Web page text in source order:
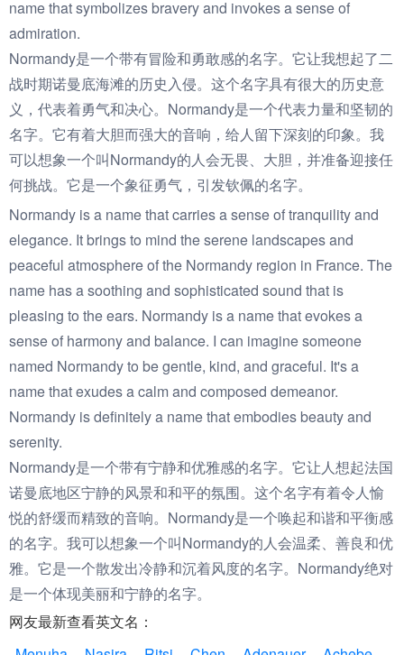
name that symbolizes bravery and invokes a sense of
admiration.
Normandy是一个带有冒险和勇敢感的名字。它让我想起了二
战时期诺曼底海滩的历史入侵。这个名字具有很大的历史意
义，代表着勇气和决心。Normandy是一个代表力量和坚韧的
名字。它有着大胆而强大的音响，给人留下深刻的印象。我
可以想象一个叫Normandy的人会无畏、大胆，并准备迎接任
何挑战。它是一个象征勇气，引发钦佩的名字。
Normandy is a name that carries a sense of tranquility and
elegance. It brings to mind the serene landscapes and
peaceful atmosphere of the Normandy region in France. The
name has a soothing and sophisticated sound that is
pleasing to the ears. Normandy is a name that evokes a
sense of harmony and balance. I can imagine someone
named Normandy to be gentle, kind, and graceful. It's a
name that exudes a calm and composed demeanor.
Normandy is definitely a name that embodies beauty and
serenity.
Normandy是一个带有宁静和优雅感的名字。它让人想起法国
诺曼底地区宁静的风景和和平的氛围。这个名字有着令人愉
悦的舒缓而精致的音响。Normandy是一个唤起和谐和平衡感
的名字。我可以想象一个叫Normandy的人会温柔、善良和优
雅。它是一个散发出冷静和沉着风度的名字。Normandy绝对
是一个体现美丽和宁静的名字。
网友最新查看英文名：